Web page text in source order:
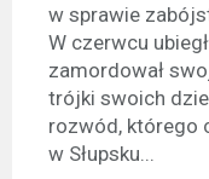
w sprawie
W czerwcu
zamordował
trójki swoich
rozwód, którego
w Słupsku...